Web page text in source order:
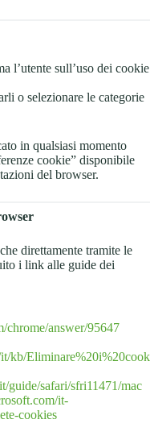
l’utente sull’uso dei cookie
o selezionare le categorie
in qualsiasi momento
cookie” disponibile
del browser.
direttamente tramite le
i link alle guide dei
chrome/answer/95647
kb/Eliminare%20i%20cook
guide/safari/sfri11471/mac
it-
cookies